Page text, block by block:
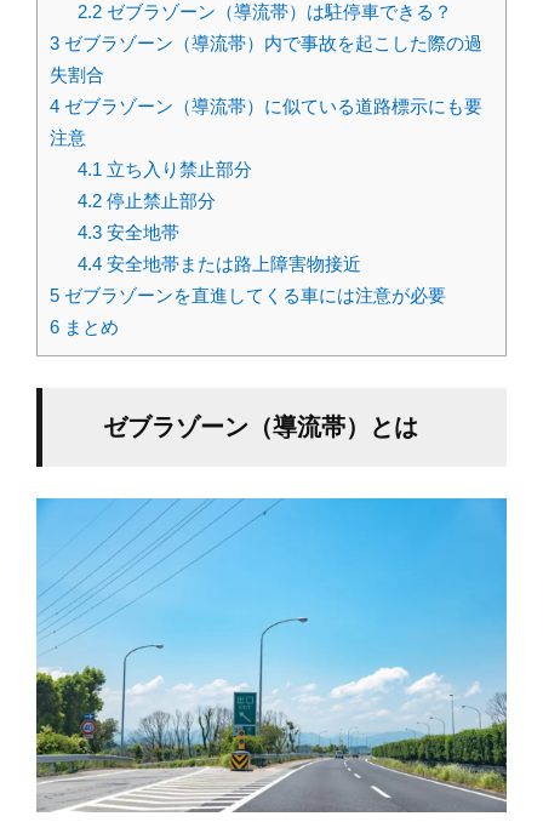
2.2ゼブラゾーン（導流帯）は駐停車できる？
3 ゼブラゾーン（導流帯）内で事故を起こした際の過
失割合
4 ゼブラゾーン（導流帯）に似ている道路標示にも要
注意
4.1 立ち入り禁止部分
4.2停止禁止部分
4.3安全地帯
4.4安全地帯または路上障害物接近
5 ゼブラゾーンを直進してくる車には注意が必要
6 まとめ
ゼブラゾーン（導流帯）とは